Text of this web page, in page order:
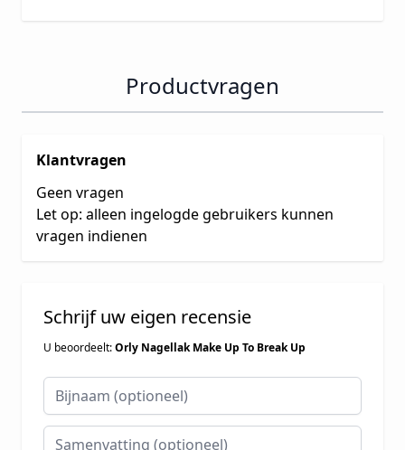
Productvragen
Klantvragen
Geen vragen
Let op: alleen ingelogde gebruikers kunnen
vragen indienen
Schrijf uw eigen recensie
U beoordeelt:Orly Nagellak Make Up To Break Up
Bijnaam
Samenvatting